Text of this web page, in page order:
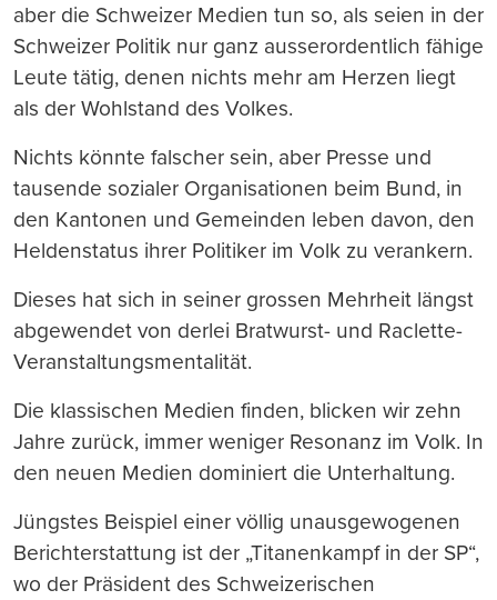
aber die Schweizer Medien tun so, als seien in der
Schweizer Politik nur ganz ausserordentlich fähige
Leute tätig, denen nichts mehr am Herzen liegt
als der Wohlstand des Volkes.
Nichts könnte falscher sein, aber Presse und
tausende sozialer Organisationen beim Bund, in
den Kantonen und Gemeinden leben davon, den
Heldenstatus ihrer Politiker im Volk zu verankern.
Dieses hat sich in seiner grossen Mehrheit längst
abgewendet von derlei Bratwurst- und Raclette-
Veranstaltungsmentalität.
Die klassischen Medien finden, blicken wir zehn
Jahre zurück, immer weniger Resonanz im Volk. In
den neuen Medien dominiert die Unterhaltung.
Jüngstes Beispiel einer völlig unausgewogenen
Berichterstattung ist der „Titanenkampf in der SP“,
wo der Präsident des Schweizerischen